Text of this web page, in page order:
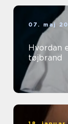
07. maj
Hvordan
tøjbrand